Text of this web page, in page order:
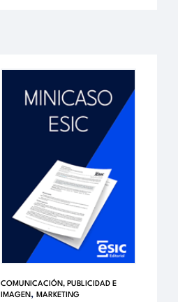
COMUNICACIÓN, PUBLICIDAD E
IMAGEN, MARKETING